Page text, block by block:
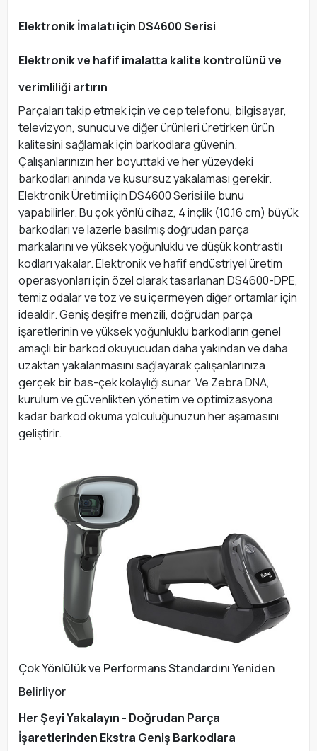
Elektronik İmalatı için DS4600 Serisi
Elektronik ve hafif imalatta kalite kontrolünü ve
verimliliği artırın
Parçaları takip etmek için ve cep telefonu, bilgisayar,
televizyon, sunucu ve diğer ürünleri üretirken ürün
kalitesini sağlamak için barkodlara güvenin.
Çalışanlarınızın her boyuttaki ve her yüzeydeki
barkodları anında ve kusursuz yakalaması gerekir.
Elektronik Üretimi için DS4600 Serisi ile bunu
yapabilirler. Bu çok yönlü cihaz, 4 inçlik (10.16 cm) büyük
barkodları ve lazerle basılmış doğrudan parça
markalarını ve yüksek yoğunluklu ve düşük kontrastlı
kodları yakalar. Elektronik ve hafif endüstriyel üretim
operasyonları için özel olarak tasarlanan DS4600-DPE,
temiz odalar ve toz ve su içermeyen diğer ortamlar için
idealdir. Geniş deşifre menzili, doğrudan parça
işaretlerinin ve yüksek yoğunluklu barkodların genel
amaçlı bir barkod okuyucudan daha yakından ve daha
uzaktan yakalanmasını sağlayarak çalışanlarınıza
gerçek bir bas-çek kolaylığı sunar. Ve Zebra DNA,
kurulum ve güvenlikten yönetim ve optimizasyona
kadar barkod okuma yolculuğunuzun her aşamasını
geliştirir.
Çok Yönlülük ve Performans Standardını Yeniden
Belirliyor
Her Şeyi Yakalayın - Doğrudan Parça
İşaretlerinden Ekstra Geniş Barkodlara